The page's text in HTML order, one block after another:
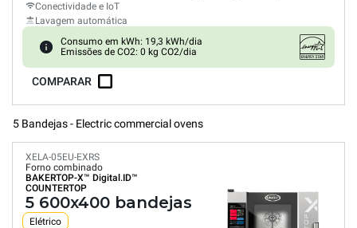
Conectividade e IoT
Lavagem automática
Consumo em kWh: 19,3 kWh/dia
Emissões de CO2: 0 kg CO2/dia
COMPARAR
5 Bandejas - Electric commercial ovens
XELA-05EU-EXRS
Forno combinado
BAKERTOP-X™ Digital.ID™
COUNTERTOP
5 600x400 bandejas
Elétrico